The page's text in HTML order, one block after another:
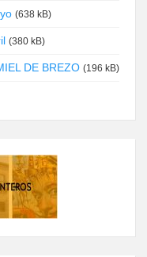
(638 kB)
(380 kB)
DE BREZO (196 kB)